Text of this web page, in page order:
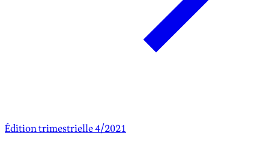
Édition trimestrielle 4/2021